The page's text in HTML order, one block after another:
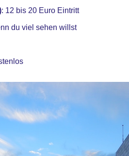
: 12 bis 20 Euro Eintritt
du viel sehen willst